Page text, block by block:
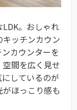
LDK。おしゃれ
ッチンカウン
カウンターを
間を広く見せ
しているのが
ほっこり感も